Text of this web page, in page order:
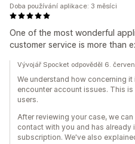
One of the most wonderful
customer service is more than
Doba používání aplikace: 3 měsíci
Vývojář Spocket odpověděl 6.
We understand how concerning
encounter account issues. This
users.
After reviewing your case, we
contact with you and has
subscription. We've also